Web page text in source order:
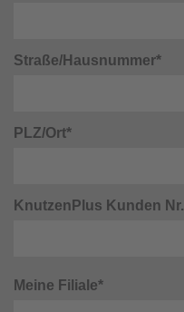
Straße/Hausnummer*
PLZ/Ort*
KnutzenPlus Kunden Nr.
Meine Filiale*